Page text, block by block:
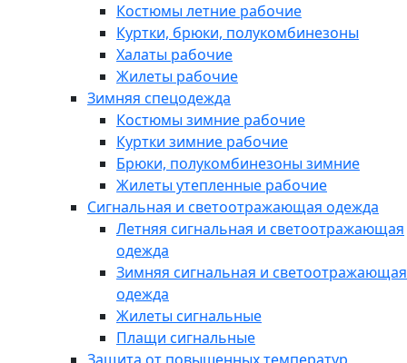
Костюмы летние рабочие
Куртки, брюки, полукомбинезоны
Халаты рабочие
Жилеты рабочие
Зимняя спецодежда
Костюмы зимние рабочие
Куртки зимние рабочие
Брюки, полукомбинезоны зимние
Жилеты утепленные рабочие
Сигнальная и светоотражающая одежда
Летняя сигнальная и светоотражающая
одежда
Зимняя сигнальная и светоотражающая
одежда
Жилеты сигнальные
Плащи сигнальные